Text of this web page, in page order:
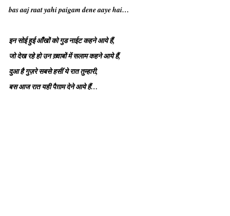
bas aaj raat yahi paigam dene aaye hai…
इन सोई हुई आँखों को गुड नाईट कहने आये हैं,
जो देख रहे हो उन ख़्वाबों में सलाम कहने आये हैं,
दुआ है गुज़रे सबसे हसीं ये रात तुम्हारी,
बस आज रात यही पैग़ाम देने आये हैं…